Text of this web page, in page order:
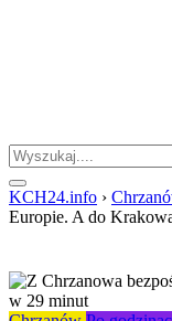
KCH24.info ›
Europie. A do